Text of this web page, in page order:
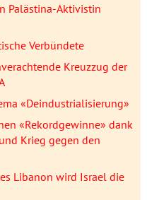
Palästina-Aktivistin
Verbündete
Kreuzzug der
«Deindustrialisierung»
«Rekordgewinne» dank
Krieg gegen den
Libanon wird Israel die